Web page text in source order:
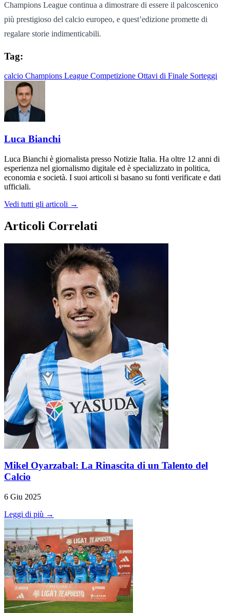
Champions League continua a dimostrare di essere il palcoscenico
più prestigioso del calcio europeo, e quest’edizione promette di
regalare storie indimenticabili.
Tag:
calcio Champions League Competizione Ottavi di Finale Sorteggi
Luca Bianchi
Luca Bianchi è giornalista presso Notizie Italia. Ha oltre 12 anni di
esperienza nel giornalismo digitale ed è specializzato in politica,
economia e società. I suoi articoli si basano su fonti verificate e dati
ufficiali.
Vedi tutti gli articoli →
Articoli Correlati
Mikel Oyarzabal: La Rinascita di un Talento del
Calcio
6 Giu 2025
Leggi di più →